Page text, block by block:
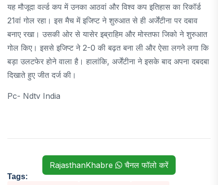
यह मौजूदा वर्ल्ड कप में उनका आठवां और विश्व कप इतिहास का रिकॉर्ड
21वां गोल रहा। इस मैच में इजिप्ट ने शुरुआत से ही अर्जेंटीना पर दबाव
बनाए रखा। उसकी ओर से यासेर इब्राहिम और मोस्तफा जिको ने शुरुआत
गोल किए। इससे इजिप्ट ने 2-0 की बढ़त बना ली और ऐसा लगने लगा कि
बड़ा उलटफेर होने वाला है। हालांकि, अर्जेंटीना ने इसके बाद अपना दबदबा
दिखाते हुए जीत दर्ज की।
Pc- Ndtv India
RajasthanKhabre चैनल फॉलो करें
Tags: